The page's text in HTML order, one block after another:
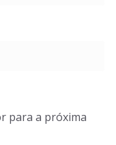
para a próxima